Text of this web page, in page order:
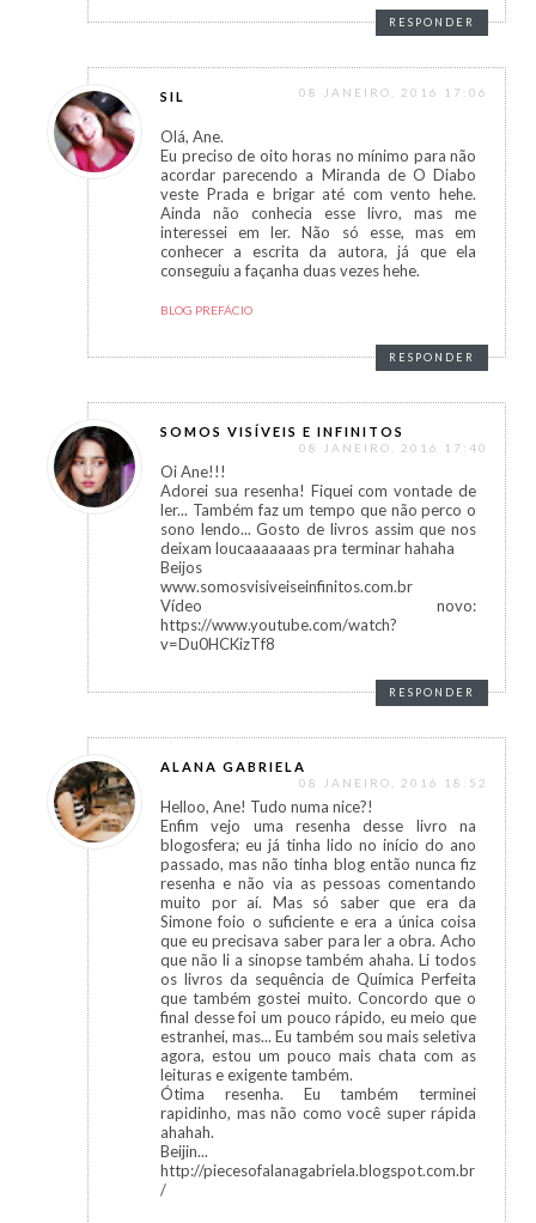
RESPONDER
SIL 08 JANEIRO, 2016 17:06
Olá, Ane.
Eu preciso de oito horas no mínimo para não
acordar parecendo a Miranda de O Diabo
veste Prada e brigar até com vento hehe.
Ainda não conhecia esse livro, mas me
interessei em ler. Não só esse, mas em
conhecer a escrita da autora, já que ela
conseguiu a façanha duas vezes hehe.
BLOG PREFÁCIO
RESPONDER
SOMOS VISÍVEIS E INFINITOS
08 JANEIRO, 2016 17:40
Oi Ane!!!
Adorei sua resenha! Fiquei com vontade de
ler... Também faz um tempo que não perco o
sono lendo... Gosto de livros assim que nos
deixam loucaaaaaaas pra terminar hahaha
Beijos
www.somosvisiveiseinfinitos.com.br
Vídeo novo:
https://www.youtube.com/watch?
v=Du0HCKizTf8
RESPONDER
ALANA GABRIELA
08 JANEIRO, 2016 18:52
Helloo, Ane! Tudo numa nice?!
Enfim vejo uma resenha desse livro na
blogosfera; eu já tinha lido no início do ano
passado, mas não tinha blog então nunca fiz
resenha e não via as pessoas comentando
muito por aí. Mas só saber que era da
Simone foio o suficiente e era a única coisa
que eu precisava saber para ler a obra. Acho
que não li a sinopse também ahaha. Li todos
os livros da sequência de Química Perfeita
que também gostei muito. Concordo que o
final desse foi um pouco rápido, eu meio que
estranhei, mas... Eu também sou mais seletiva
agora, estou um pouco mais chata com as
leituras e exigente também.
Ótima resenha. Eu também terminei
rapidinho, mas não como você super rápida
ahahah.
Beijin...
http://piecesofalanagabriela.blogspot.com.br
/